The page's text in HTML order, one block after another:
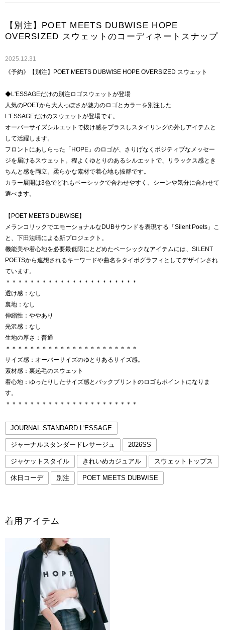
【別注】POET MEETS DUBWISE HOPE
OVERSIZED スウェットのコーディネートスナップ
2025.12.31
《予約》【別注】POET MEETS DUBWISE HOPE OVERSIZED スウェット
◆L'ESSAGEだけの別注ロゴスウェットが登場
人気のPOETから大人っぽさが魅力のロゴとカラーを別注した
L'ESSAGEだけのスウェットが登場です。
オーバーサイズシルエットで抜け感をプラスしスタイリングの外しアイテムと
して活躍します。
フロントにあしらった「HOPE」のロゴが、さりげなくポジティブなメッセー
ジを届けるスウェット。程よくゆとりのあるシルエットで、リラックス感とき
ちんと感を両立。柔らかな素材で着心地も抜群です。
カラー展開は3色でどれもベーシックで合わせやすく、シーンや気分に合わせて
選べます。
【POET MEETS DUBWISE】
メランコリックでエモーショナルなDUBサウンドを表現する「Silent Poets」こ
と、下田法晴による新プロジェクト。
機能美や着心地を必要最低限にとどめたベーシックなアイテムには、SILENT
POETSから連想されるキーワードや曲名をタイポグラフィとしてデザインされ
ています。
＊＊＊＊＊＊＊＊＊＊＊＊＊＊＊＊＊＊＊＊＊＊
透け感：なし
裏地：なし
伸縮性：ややあり
光沢感：なし
生地の厚さ：普通
＊＊＊＊＊＊＊＊＊＊＊＊＊＊＊＊＊＊＊＊＊＊
サイズ感：オーバーサイズのゆとりあるサイズ感。
素材感：裏起毛のスウェット
着心地：ゆったりしたサイズ感とバックプリントのロゴもポイントになりま
す。
＊＊＊＊＊＊＊＊＊＊＊＊＊＊＊＊＊＊＊＊＊＊
JOURNAL STANDARD L'ESSAGE
ジャーナルスタンダードレサージュ 2026SS
ジャケットスタイル きれいめカジュアル スウェットトップス
休日コーデ 別注 POET MEETS DUBWISE
着用アイテム